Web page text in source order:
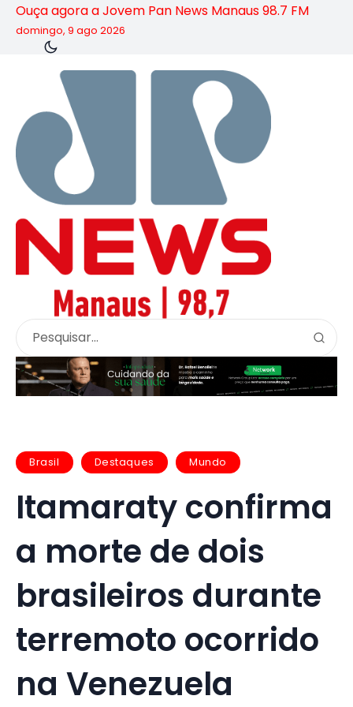
Ouça agora a Jovem Pan News Manaus 98.7 FM
domingo, 9 ago 2026
Brasil Destaques Mundo
Itamaraty confirma
a morte de dois
brasileiros durante
terremoto ocorrido
na Venezuela